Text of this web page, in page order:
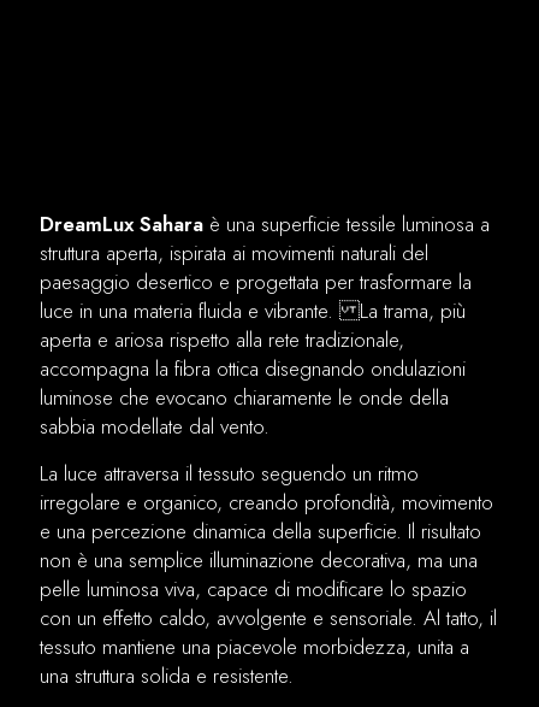
DreamLux Sahara è una superficie tessile luminosa a
struttura aperta, ispirata ai movimenti naturali del
paesaggio desertico e progettata per trasformare la
luce in una materia fluida e vibrante. La trama, più
aperta e ariosa rispetto alla rete tradizionale,
accompagna la fibra ottica disegnando ondulazioni
luminose che evocano chiaramente le onde della
sabbia modellate dal vento.
La luce attraversa il tessuto seguendo un ritmo
irregolare e organico, creando profondità, movimento
e una percezione dinamica della superficie. Il risultato
non è una semplice illuminazione decorativa, ma una
pelle luminosa viva, capace di modificare lo spazio
con un effetto caldo, avvolgente e sensoriale. Al tatto, il
tessuto mantiene una piacevole morbidezza, unita a
una struttura solida e resistente.